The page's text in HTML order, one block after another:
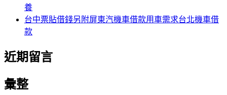
養
台中票貼借錢另附屏東汽機車借款用車需求台北機車借
款
近期留言
彙整